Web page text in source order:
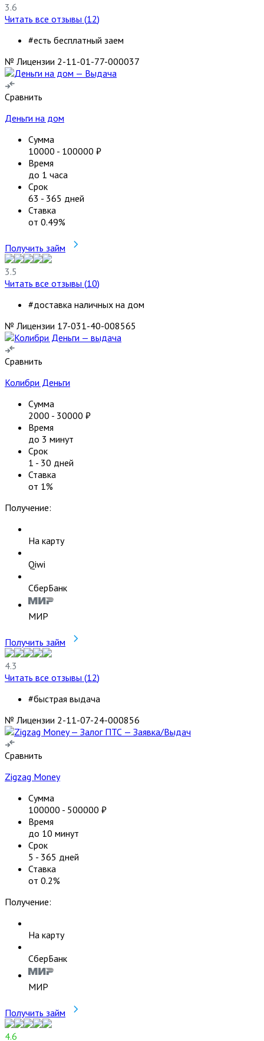
3.6
Читать все отзывы (12)
#есть бесплатный заем
№ Лицензии 2-11-01-77-000037
Сравнить
Деньги на дом
Сумма
10000 - 100000 ₽
Время
до 1 часа
Срок
63 - 365 дней
Ставка
от 0.49%
Получить займ
3.5
Читать все отзывы (10)
#доставка наличных на дом
№ Лицензии 17-031-40-008565
Сравнить
Колибри Деньги
Сумма
2000 - 30000 ₽
Время
до 3 минут
Срок
1 - 30 дней
Ставка
от 1%
Получение:
На карту
Qiwi
СберБанк
МИР
Получить займ
4.3
Читать все отзывы (12)
#быстрая выдача
№ Лицензии 2-11-07-24-000856
Сравнить
Zigzag Money
Сумма
100000 - 500000 ₽
Время
до 10 минут
Срок
5 - 365 дней
Ставка
от 0.2%
Получение:
На карту
СберБанк
МИР
Получить займ
4.6